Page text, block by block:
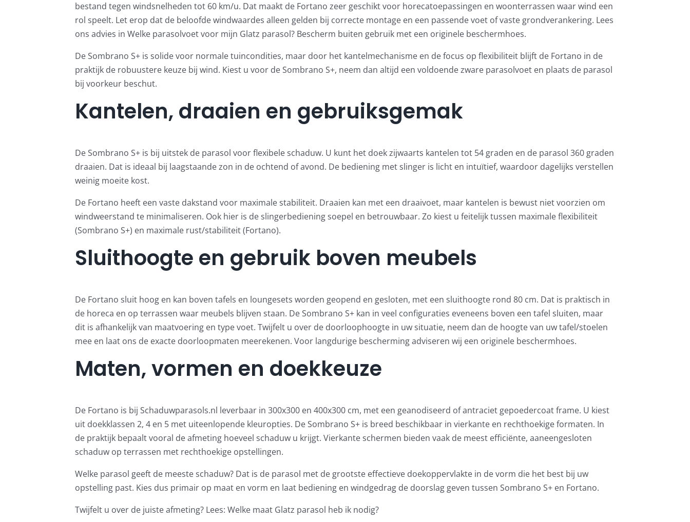
bestand tegen windsnelheden tot 60 km/u. Dat maakt de Fortano zeer geschikt voor horecatoepassingen en woonterrassen waar wind een
rol speelt. Let erop dat de beloofde windwaardes alleen gelden bij correcte montage en een passende voet of vaste grondverankering. Lees
ons advies in Welke parasolvoet voor mijn Glatz parasol? Bescherm buiten gebruik met een originele beschermhoes.
De Sombrano S+ is solide voor normale tuincondities, maar door het kantelmechanisme en de focus op flexibiliteit blijft de Fortano in de
praktijk de robuustere keuze bij wind. Kiest u voor de Sombrano S+, neem dan altijd een voldoende zware parasolvoet en plaats de parasol
bij voorkeur beschut.
Kantelen, draaien en gebruiksgemak
De Sombrano S+ is bij uitstek de parasol voor flexibele schaduw. U kunt het doek zijwaarts kantelen tot 54 graden en de parasol 360 graden
draaien. Dat is ideaal bij laagstaande zon in de ochtend of avond. De bediening met slinger is licht en intuïtief, waardoor dagelijks verstellen
weinig moeite kost.
De Fortano heeft een vaste dakstand voor maximale stabiliteit. Draaien kan met een draaivoet, maar kantelen is bewust niet voorzien om
windweerstand te minimaliseren. Ook hier is de slingerbediening soepel en betrouwbaar. Zo kiest u feitelijk tussen maximale flexibiliteit
(Sombrano S+) en maximale rust/stabiliteit (Fortano).
Sluithoogte en gebruik boven meubels
De Fortano sluit hoog en kan boven tafels en loungesets worden geopend en gesloten, met een sluithoogte rond 80 cm. Dat is praktisch in
de horeca en op terrassen waar meubels blijven staan. De Sombrano S+ kan in veel configuraties eveneens boven een tafel sluiten, maar
dit is afhankelijk van maatvoering en type voet. Twijfelt u over de doorloophoogte in uw situatie, neem dan de hoogte van uw tafel/stoelen
mee en laat ons de exacte doorloopmaten meerekenen. Voor langdurige bescherming adviseren wij een originele beschermhoes.
Maten, vormen en doekkeuze
De Fortano is bij Schaduwparasols.nl leverbaar in 300x300 en 400x300 cm, met een geanodiseerd of antraciet gepoedercoat frame. U kiest
uit doekklassen 2, 4 en 5 met uiteenlopende kleuropties. De Sombrano S+ is breed beschikbaar in vierkante en rechthoekige formaten. In
de praktijk bepaalt vooral de afmeting hoeveel schaduw u krijgt. Vierkante schermen bieden vaak de meest efficiënte, aaneengesloten
schaduw op terrassen met rechthoekige opstellingen.
Welke parasol geeft de meeste schaduw? Dat is de parasol met de grootste effectieve doekoppervlakte in de vorm die het best bij uw
opstelling past. Kies dus primair op maat en vorm en laat bediening en windgedrag de doorslag geven tussen Sombrano S+ en Fortano.
Twijfelt u over de juiste afmeting? Lees: Welke maat Glatz parasol heb ik nodig?